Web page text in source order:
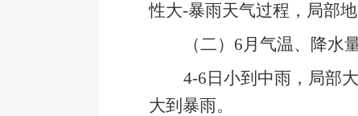
性大-暴雨天气过程，局部地
（二） 6月气温、降水
4-6 日小到中雨，局部
大到暴雨。